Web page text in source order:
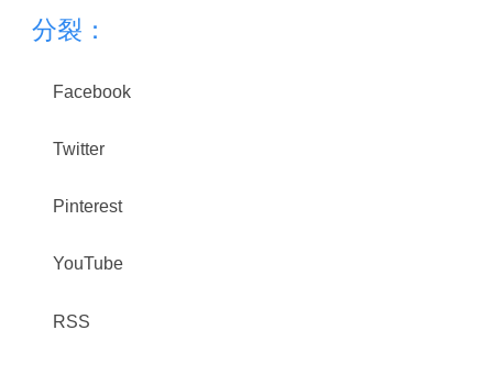
分裂：
Facebook
Twitter
Pinterest
YouTube
RSS